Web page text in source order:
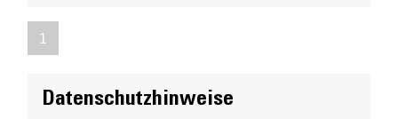
Datenschutzhinweise
1